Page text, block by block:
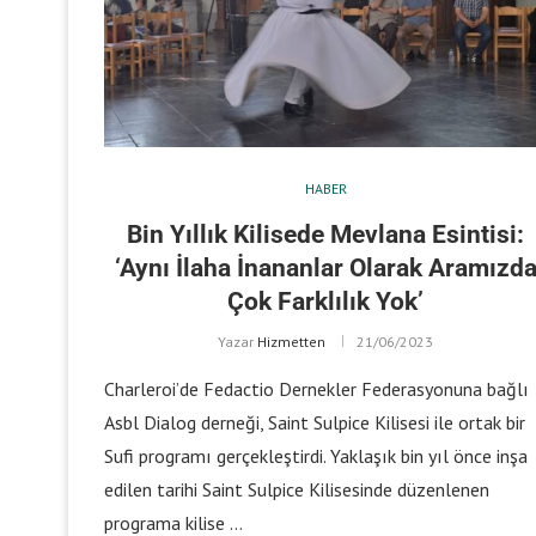
HABER
Bin Yıllık Kilisede Mevlana Esintisi:
‘Aynı İlaha İnananlar Olarak Aramızda
Çok Farklılık Yok’
Yazar Hizmetten 21/06/2023
Charleroi’de Fedactio Dernekler Federasyonuna bağlı
Asbl Dialog derneği, Saint Sulpice Kilisesi ile ortak bir
Sufi programı gerçekleştirdi. Yaklaşık bin yıl önce inşa
edilen tarihi Saint Sulpice Kilisesinde düzenlenen
programa kilise …